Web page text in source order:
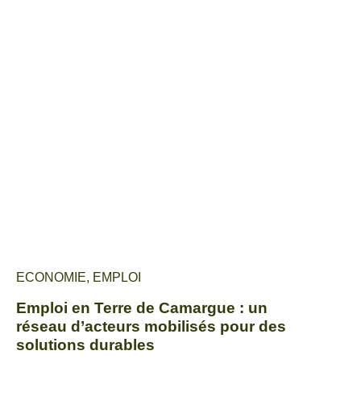
ECONOMIE, EMPLOI
Emploi en Terre de Camargue : un
réseau d’acteurs mobilisés pour des
solutions durables